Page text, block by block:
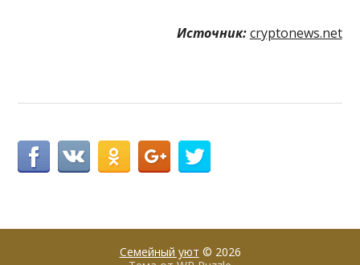
Источник: cryptonews.net
Семейный уют © 2026